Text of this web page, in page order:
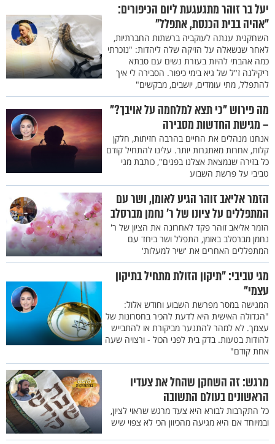
יעל בר זוהר מתגעגעת ליום הכיפורים:
"אהיה בבית הכנסת, אתפלל"
השחקנית ענתה לעוקביה ברשתות החברתיות,
לאחר שנשאלה על הזיקה שלה ליהדות: "נזכרתי
כמה אהבתי להיות בעזרת נשים עם סבתא
ריקילנה ז"ל של גיא בימי כיפור. הסבירה לי איך
להתפלל, מתי עומדים, יושבים, מבקשים"
מה פירוש "כי תצא למלחמה על אויבך?"
– מגישת החדשות מסבירה
אנחנו מנהלים את החיים בהרבה חזיתות, חלקן
קלות, אחרות מאתגרות יותר. עלינו להתחיל קודם
כל בזירה שנמצאת אצלנו בפנים", כותבת מגי
טביבי על פרשת השבוע
הזמר אליאב זוהר הגיע לאומן, ושר עם
המתפללים על ציונו של ר' נחמן מברסלב
הזמר אליאב זוהר פקד לאחרונה את הציון של ר'
נחמן מברסלב באומן, התפלל ושר ביחד עם
המתפללים האחרים את 'שיר למעלות'
מגי טביבי: "תיקון הזולת מתחיל בתיקון
עצמי"
המגישה במסר מפרשת השבוע וחודש אלול:
"הגדולה האישית היא לדעת להכיר בחסרונות של
עצמך. לא למהר להתנער מביקורת או להתבייש
להודות בטעות. בדק בית לפני הכול - ורצויה שעה
אחת קודם"
מרגש: זה השחקן שהחל את צעדיו
הראשונים בעולם התשובה
כל התקרבות לבורא היא צעד מרגש שראוי לציון,
ובמיוחד אם היא מגיעה מהכיוון הכי לא צפוי שיש